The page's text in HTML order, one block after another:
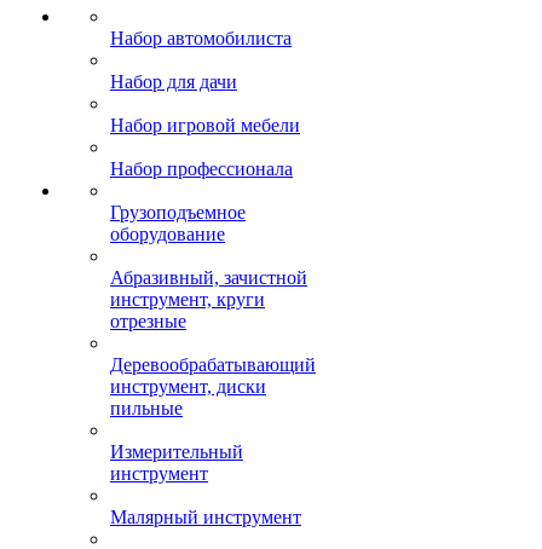
Набор автомобилиста
Набор для дачи
Набор игровой мебели
Набор профессионала
Грузоподъемное
оборудование
Абразивный, зачистной
инструмент, круги
отрезные
Деревообрабатывающий
инструмент, диски
пильные
Измерительный
инструмент
Малярный инструмент